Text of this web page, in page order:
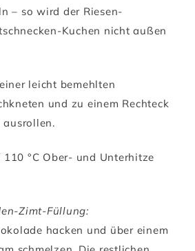
– so wird der Riesen-
Kuchen nicht außen
leicht bemehlten
und zu einem Rechteck
ausrollen.
°C Ober- und Unterhitze
Zimt-Füllung:
hacken und über einem